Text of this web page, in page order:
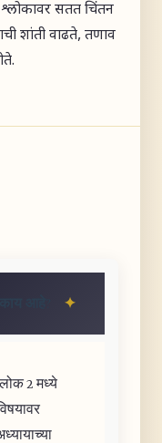
सतत चिंतन
शांती वाढते, तणाव
आहे?
2 मध्ये